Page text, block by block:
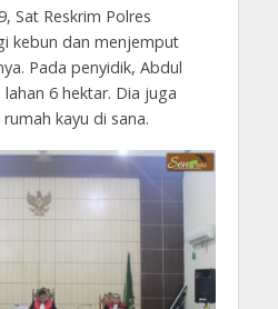
Sat Reskrim Polres
kebun dan menjemput
Pada penyidik, Abdul
6 hektar. Dia juga
kayu di sana.